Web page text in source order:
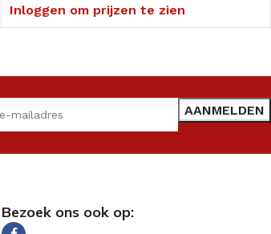
Inloggen om prijzen te zien
Bezoek ons ook op: